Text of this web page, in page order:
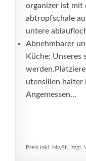
organizer ist mit
abtropfschale
untere
Abnehmbarer
Küche: Unseres
utensilien halter
Angemessen...
Preis inkl. MwSt., zzgl.